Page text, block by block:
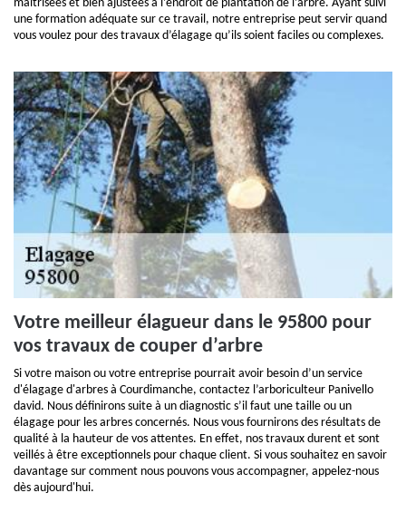
maitrisées et bien ajustées à l’endroit de plantation de l’arbre. Ayant suivi
une formation adéquate sur ce travail, notre entreprise peut servir quand
vous voulez pour des travaux d’élagage qu’ils soient faciles ou complexes.
Votre meilleur élagueur dans le 95800 pour
vos travaux de couper d’arbre
Si votre maison ou votre entreprise pourrait avoir besoin d’un service
d'élagage d'arbres à Courdimanche, contactez l’arboriculteur Panivello
david. Nous définirons suite à un diagnostic s’il faut une taille ou un
élagage pour les arbres concernés. Nous vous fournirons des résultats de
qualité à la hauteur de vos attentes. En effet, nos travaux durent et sont
veillés à être exceptionnels pour chaque client. Si vous souhaitez en savoir
davantage sur comment nous pouvons vous accompagner, appelez-nous
dès aujourd'hui.